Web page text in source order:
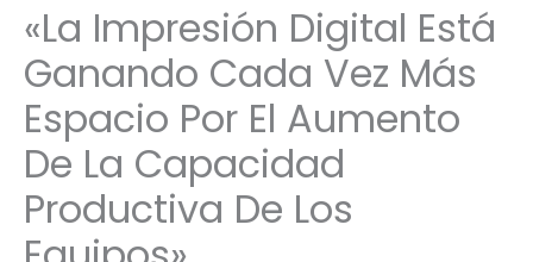
«La Impresión Digital Está
Ganando Cada Vez Más
Espacio Por El Aumento
De La Capacidad
Productiva De Los